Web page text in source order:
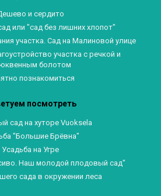
и сердито
или "сад без лишних хлопот"
участка. Сад на Малиновой улице
участка с речкой и
болотом
познакомиться
посмотреть
сад на хуторе Vuoksela
"Большие Брёвна"
Усадьба на Угре
Наш молодой плодовый сад"
сада в окружении леса